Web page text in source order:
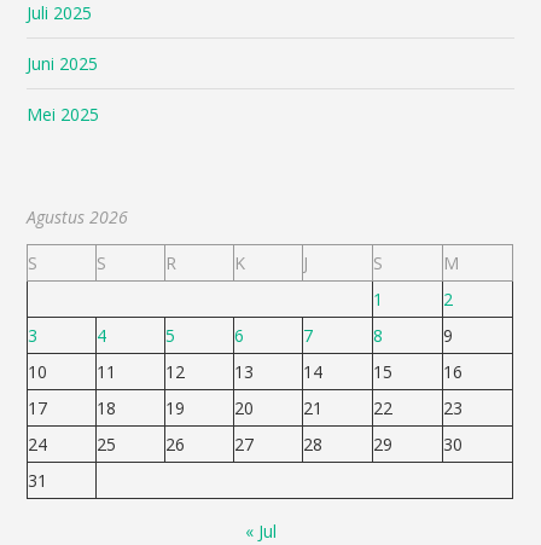
Juli 2025
Juni 2025
Mei 2025
Agustus 2026
S
S R K J S
M
1
2
3
4 5 6 7 8
9
10
11 12 13 14 15
16
17
18 19 20 21 22
23
24
25 26 27 28 29
30
31
« Jul